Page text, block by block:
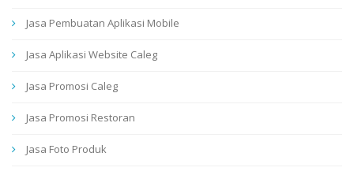
Jasa Pembuatan Aplikasi Mobile
Jasa Aplikasi Website Caleg
Jasa Promosi Caleg
Jasa Promosi Restoran
Jasa Foto Produk